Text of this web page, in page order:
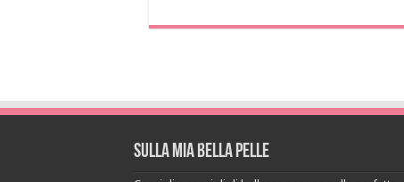
Sulla mia bella pelle